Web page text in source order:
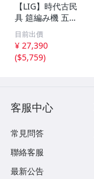
【LIG】時代古民
具 筵編み機 五点
むしろ編み 筬 お
さ 農具 古道具 26
04.458
目前出價
¥ 27,390
($5,759)
客服中心
常見問答
聯絡客服
最新公告